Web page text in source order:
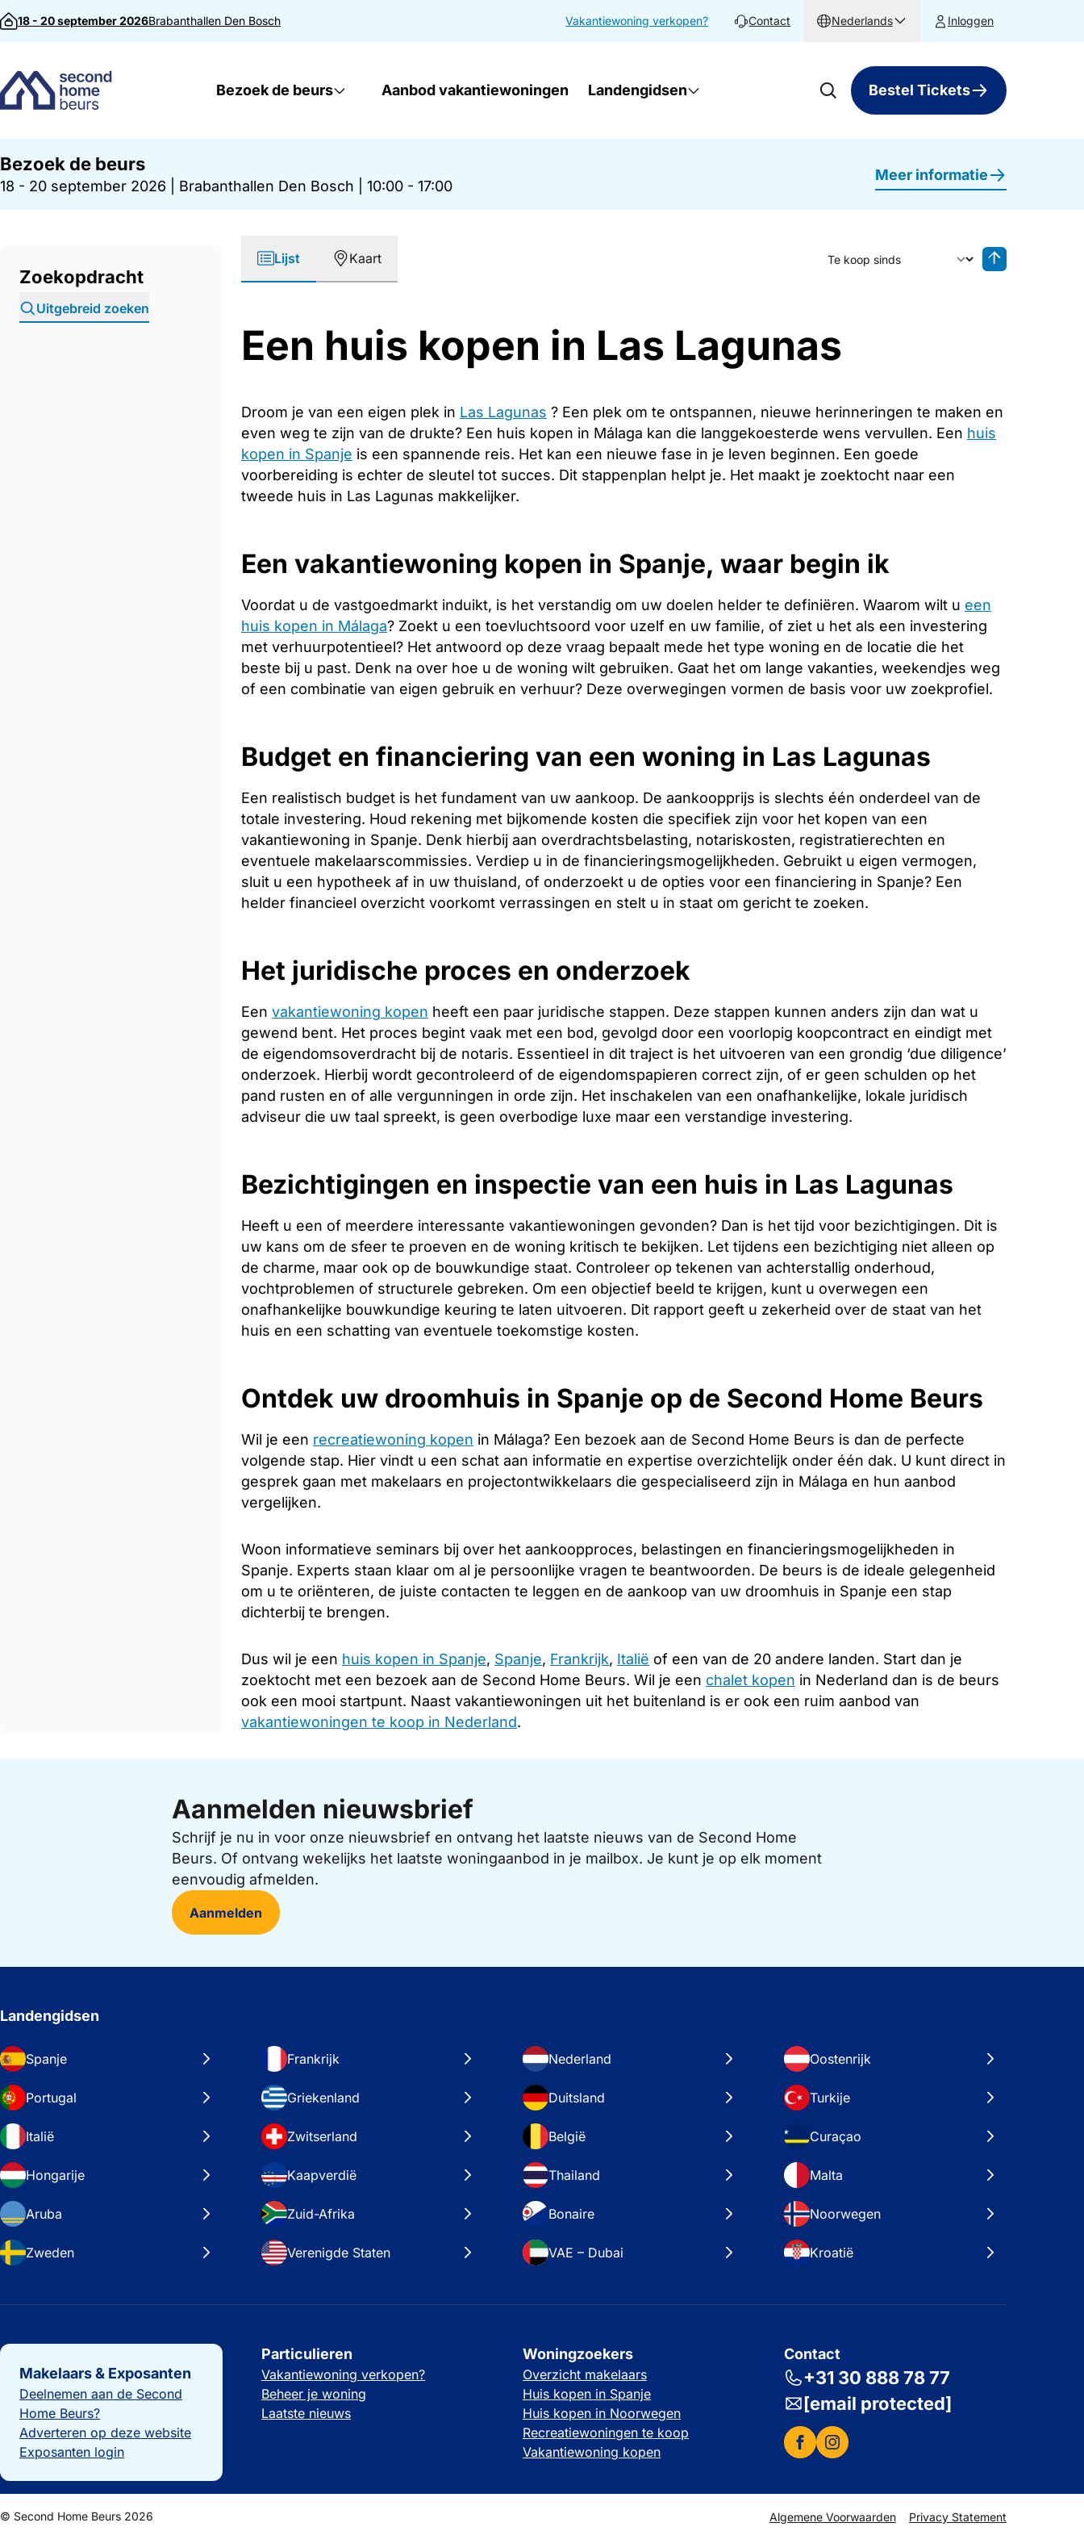
Direct naar inhoud
18 - 20 september 2026Brabanthallen Den Bosch Vakantiewoning verkopen? Contact Nederlands Inloggen
Bezoek de beurs Aanbod vakantiewoningen Landengidsen Bestel Tickets
Bezoek de beurs
18 - 20 september 2026 Brabanthallen Den Bosch 10:00 - 17:00
Meer informatie
Zoekopdracht
Uitgebreid zoeken
Lijst Kaart
Sorteer op
Een huis kopen in Las Lagunas
Droom je van een eigen plek in Las Lagunas ? Een plek om te ontspannen, nieuwe herinneringen te maken en
even weg te zijn van de drukte? Een huis kopen in Málaga kan die langgekoesterde wens vervullen. Een huis
kopen in Spanje is een spannende reis. Het kan een nieuwe fase in je leven beginnen. Een goede
voorbereiding is echter de sleutel tot succes. Dit stappenplan helpt je. Het maakt je zoektocht naar een
tweede huis in Las Lagunas makkelijker.
Een vakantiewoning kopen in Spanje, waar begin ik
Voordat u de vastgoedmarkt induikt, is het verstandig om uw doelen helder te definiëren. Waarom wilt u een
huis kopen in Málaga? Zoekt u een toevluchtsoord voor uzelf en uw familie, of ziet u het als een investering
met verhuurpotentieel? Het antwoord op deze vraag bepaalt mede het type woning en de locatie die het
beste bij u past. Denk na over hoe u de woning wilt gebruiken. Gaat het om lange vakanties, weekendjes weg
of een combinatie van eigen gebruik en verhuur? Deze overwegingen vormen de basis voor uw zoekprofiel.
Budget en financiering van een woning in Las Lagunas
Een realistisch budget is het fundament van uw aankoop. De aankoopprijs is slechts één onderdeel van de
totale investering. Houd rekening met bijkomende kosten die specifiek zijn voor het kopen van een
vakantiewoning in Spanje. Denk hierbij aan overdrachtsbelasting, notariskosten, registratierechten en
eventuele makelaarscommissies. Verdiep u in de financieringsmogelijkheden. Gebruikt u eigen vermogen,
sluit u een hypotheek af in uw thuisland, of onderzoekt u de opties voor een financiering in Spanje? Een
helder financieel overzicht voorkomt verrassingen en stelt u in staat om gericht te zoeken.
Het juridische proces en onderzoek
Een vakantiewoning kopen heeft een paar juridische stappen. Deze stappen kunnen anders zijn dan wat u
gewend bent. Het proces begint vaak met een bod, gevolgd door een voorlopig koopcontract en eindigt met
de eigendomsoverdracht bij de notaris. Essentieel in dit traject is het uitvoeren van een grondig ‘due diligence’
onderzoek. Hierbij wordt gecontroleerd of de eigendomspapieren correct zijn, of er geen schulden op het
pand rusten en of alle vergunningen in orde zijn. Het inschakelen van een onafhankelijke, lokale juridisch
adviseur die uw taal spreekt, is geen overbodige luxe maar een verstandige investering.
Bezichtigingen en inspectie van een huis in Las Lagunas
Heeft u een of meerdere interessante vakantiewoningen gevonden? Dan is het tijd voor bezichtigingen. Dit is
uw kans om de sfeer te proeven en de woning kritisch te bekijken. Let tijdens een bezichtiging niet alleen op
de charme, maar ook op de bouwkundige staat. Controleer op tekenen van achterstallig onderhoud,
vochtproblemen of structurele gebreken. Om een objectief beeld te krijgen, kunt u overwegen een
onafhankelijke bouwkundige keuring te laten uitvoeren. Dit rapport geeft u zekerheid over de staat van het
huis en een schatting van eventuele toekomstige kosten.
Ontdek uw droomhuis in Spanje op de Second Home Beurs
Wil je een recreatiewoning kopen in Málaga? Een bezoek aan de Second Home Beurs is dan de perfecte
volgende stap. Hier vindt u een schat aan informatie en expertise overzichtelijk onder één dak. U kunt direct in
gesprek gaan met makelaars en projectontwikkelaars die gespecialiseerd zijn in Málaga en hun aanbod
vergelijken.
Woon informatieve seminars bij over het aankoopproces, belastingen en financieringsmogelijkheden in
Spanje. Experts staan klaar om al je persoonlijke vragen te beantwoorden. De beurs is de ideale gelegenheid
om u te oriënteren, de juiste contacten te leggen en de aankoop van uw droomhuis in Spanje een stap
dichterbij te brengen.
Dus wil je een huis kopen in Spanje, Spanje, Frankrijk, Italië of een van de 20 andere landen. Start dan je
zoektocht met een bezoek aan de Second Home Beurs. Wil je een chalet kopen in Nederland dan is de beurs
ook een mooi startpunt. Naast vakantiewoningen uit het buitenland is er ook een ruim aanbod van
vakantiewoningen te koop in Nederland.
Aanmelden nieuwsbrief
Schrijf je nu in voor onze nieuwsbrief en ontvang het laatste nieuws van de Second Home
Beurs. Of ontvang wekelijks het laatste woningaanbod in je mailbox. Je kunt je op elk moment
eenvoudig afmelden.
Aanmelden
Landengidsen
Spanje Frankrijk Nederland Oostenrijk
Portugal Griekenland Duitsland Turkije
Italië Zwitserland België Curaçao
Hongarije Kaapverdië Thailand Malta
Aruba Zuid-Afrika Bonaire Noorwegen
Zweden Verenigde Staten VAE – Dubai Kroatië
Belangrijke links
Makelaars & Exposanten
Deelnemen aan de Second
Home Beurs?
Adverteren op deze website
Exposanten login
Particulieren
Vakantiewoning verkopen?
Beheer je woning
Laatste nieuws
Woningzoekers
Overzicht makelaars
Huis kopen in Spanje
Huis kopen in Noorwegen
Recreatiewoningen te koop
Vakantiewoning kopen
Contact
+31 30 888 78 77
[email protected]
© Second Home Beurs 2026 Algemene Voorwaarden Privacy Statement